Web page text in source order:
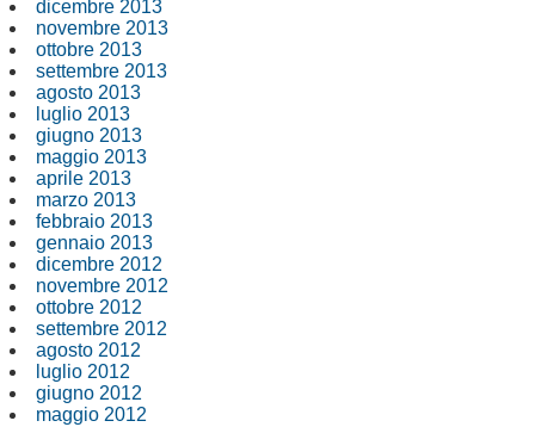
dicembre 2013
novembre 2013
ottobre 2013
settembre 2013
agosto 2013
luglio 2013
giugno 2013
maggio 2013
aprile 2013
marzo 2013
febbraio 2013
gennaio 2013
dicembre 2012
novembre 2012
ottobre 2012
settembre 2012
agosto 2012
luglio 2012
giugno 2012
maggio 2012